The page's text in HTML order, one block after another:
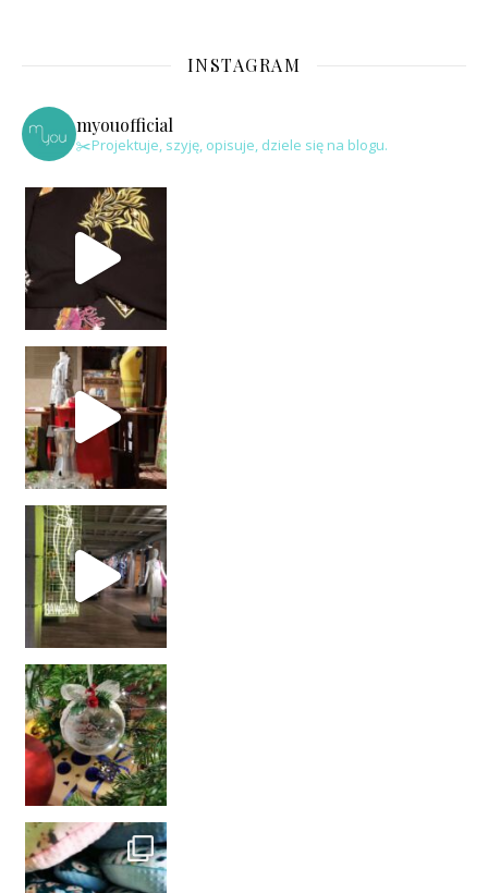
INSTAGRAM
myouofficial
✂️Projektuje, szyję, opisuje, dziele się na blogu.